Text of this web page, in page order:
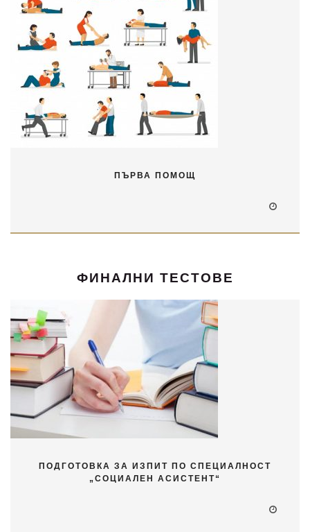
ПЪРВА ПОМОЩ
ФИНАЛНИ ТЕСТОВЕ
ПОДГОТОВКА ЗА ИЗПИТ ПО СПЕЦИАЛНОСТ
„СОЦИАЛЕН АСИСТЕНТ“